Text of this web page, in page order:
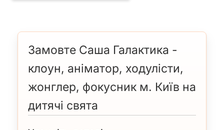
Замовте Саша Галактика -
клоун, аніматор, ходулісти,
жонглер, фокусник м. Київ на
дитячі свята